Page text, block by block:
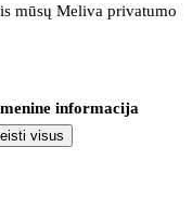
mūsų Meliva privatumo
informacija
visus